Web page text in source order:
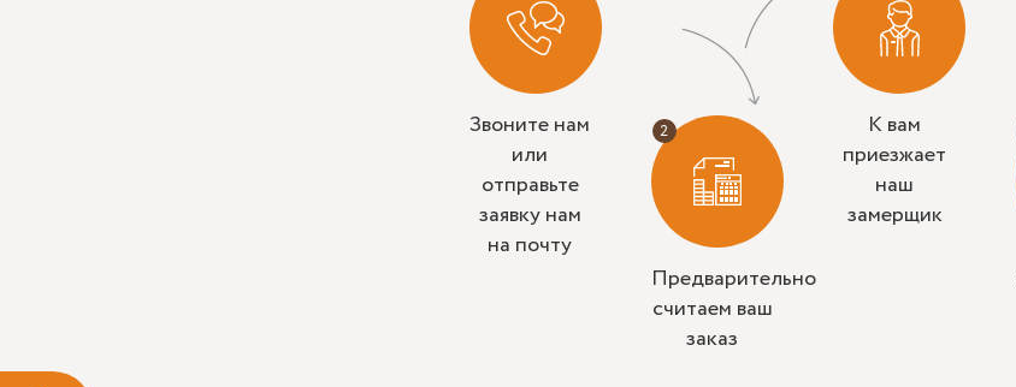
Звоните нам
или
отправьте
заявку нам
на почту
Предварительно
считаем ваш
заказ
К вам
приезжает
наш
замерщик